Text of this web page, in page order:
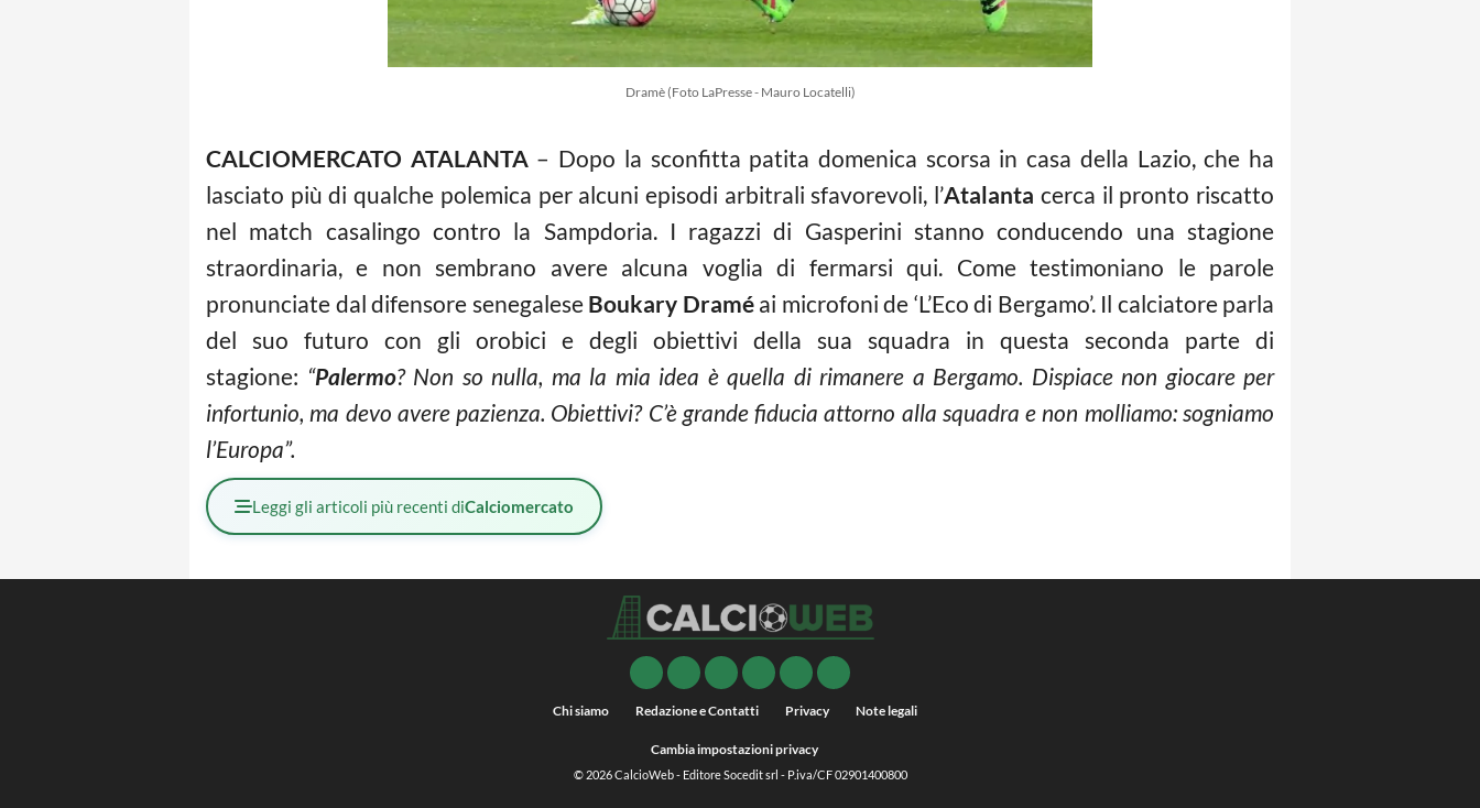
Dramè (Foto LaPresse - Mauro Locatelli)
CALCIOMERCATO ATALANTA– Dopo la sconfitta patita domenica scorsa in casa della Lazio, che ha
lasciato più di qualche polemica per alcuni episodi arbitrali sfavorevoli, l’Atalanta cerca il pronto riscatto
nel match casalingo contro la Sampdoria. I ragazzi di Gasperini stanno conducendo una stagione
straordinaria, e non sembrano avere alcuna voglia di fermarsi qui. Come testimoniano le parole
pronunciate dal difensore senegalese Boukary Draméai microfoni de ‘L’Eco di Bergamo’. Il calciatore parla
del suo futuro con gli orobici e degli obiettivi della sua squadra in questa seconda parte di
stagione: “Palermo? Non so nulla, ma la mia idea è quella di rimanere a Bergamo. Dispiace non giocare per
infortunio, ma devo avere pazienza. Obiettivi? C’è grande fiducia attorno alla squadra e non molliamo: sogniamo
l’Europa”.
Leggi gli articoli più recenti diCalciomercato
Chi siamo Redazione e Contatti Privacy Note legali
Cambia impostazioni privacy
© 2026CalcioWeb- Editore Socedit srl - P.iva/CF 02901400800